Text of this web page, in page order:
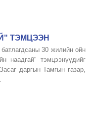
ТЭМЦЭЭН
30 жилийн ойн
наадгай" тэмцээнүүдийг
даргын Тамгын газар,